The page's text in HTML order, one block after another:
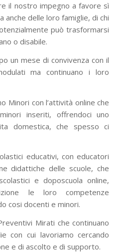
il nostro impegno a favore sì
anche delle loro famiglie, di chi
può trasformarsi
o disabile.
un mese di convivenza con il
ma continuano i loro
Minori con l’attività online che
inseriti, offrendoci uno
domestica, che spesso ci
educativi, con educatori
didattiche delle scuole, che
e doposcuola online,
le loro competenze
cosi docenti e minori.
Mirati che continuano
con cui lavoriamo cercando
e di ascolto e di supporto.